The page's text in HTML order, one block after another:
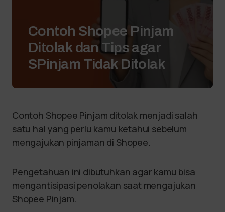
Contoh Shopee Pinjam
Ditolak dan Tips agar
SPinjam Tidak Ditolak
Contoh Shopee Pinjam ditolak menjadi salah
satu hal yang perlu kamu ketahui sebelum
mengajukan pinjaman di Shopee.
Pengetahuan ini dibutuhkan agar kamu bisa
mengantisipasi penolakan saat mengajukan
Shopee Pinjam.